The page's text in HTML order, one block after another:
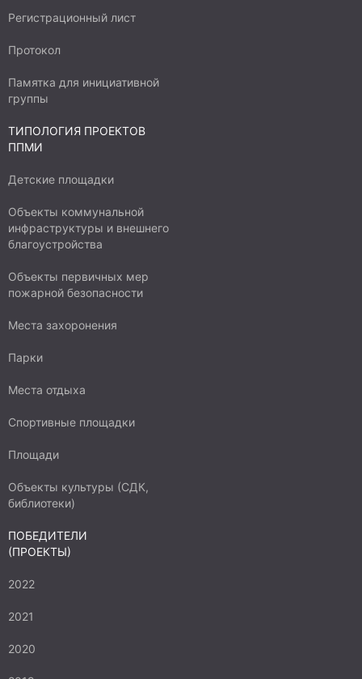
Регистрационный лист
Протокол
Памятка для инициативной
группы
ТИПОЛОГИЯ ПРОЕКТОВ
ППМИ
Детские площадки
Объекты коммунальной
инфраструктуры и внешнего
благоустройства
Объекты первичных мер
пожарной безопасности
Места захоронения
Парки
Места отдыха
Спортивные площадки
Площади
Объекты культуры (СДК,
библиотеки)
ПОБЕДИТЕЛИ
(ПРОЕКТЫ)
2022
2021
2020